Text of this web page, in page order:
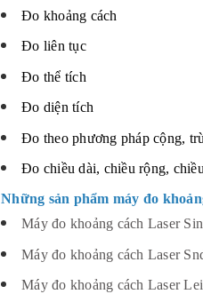
Đo khoảng cách
Đo liên tục
Đo thể tích
Đo diện tích
Đo theo phương pháp cộng,
Đo chiều dài, chiều rộng,
Những sản phẩm máy đo
Máy đo khoảng cách Laser
Máy đo khoảng cách Laser
Máy đo khoảng cách Laser